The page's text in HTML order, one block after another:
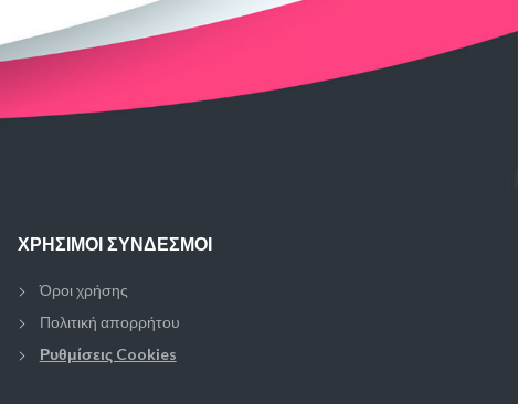
ΧΡΉΣΙΜΟΙ ΣΎΝΔΕΣΜΟΙ
Όροι χρήσης
Πολιτική απορρήτου
Ρυθμίσεις Cookies